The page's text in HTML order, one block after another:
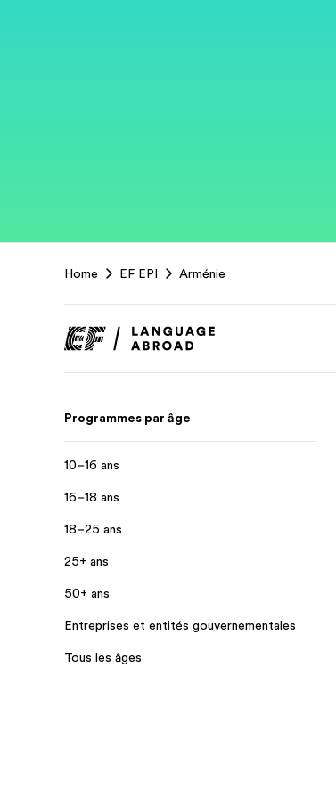
Home EF EPI Arménie
Programmes par âge
10–16 ans
16–18 ans
18–25 ans
25+ ans
50+ ans
Entreprises et entités gouvernementales
Tous les âges